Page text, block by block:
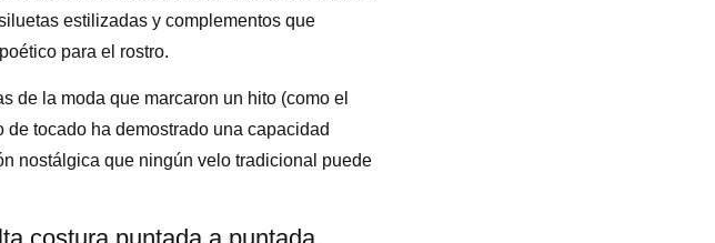
estilizadas y complementos que
para el rostro.
de la moda que marcaron un hito (como el
tocado ha demostrado una capacidad
nostálgica que ningún velo tradicional puede